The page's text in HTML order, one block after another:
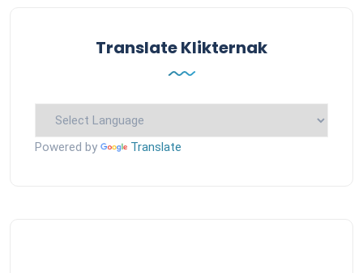
Translate Klikternak
Powered by Translate